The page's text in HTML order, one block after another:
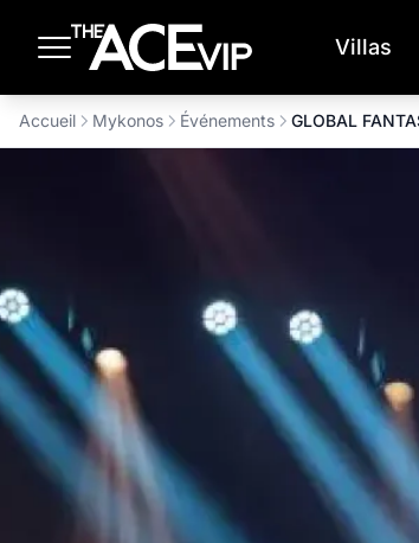
Villas
Accueil Mykonos Événements GLOBAL